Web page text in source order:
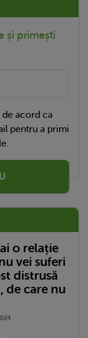
și primești
de acord ca
pentru a primi
o relație
vei suferi
distrusă
de care nu